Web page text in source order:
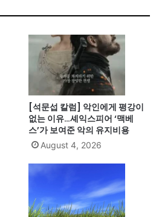
[석문섭 칼럼] 악인에게 평강이
없는 이유…셰익스피어 ‘맥베
스’가 보여준 악의 유지비용
August 4, 2026